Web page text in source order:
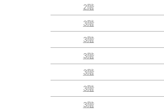
2階
3階
3階
3階
3階
3階
3階